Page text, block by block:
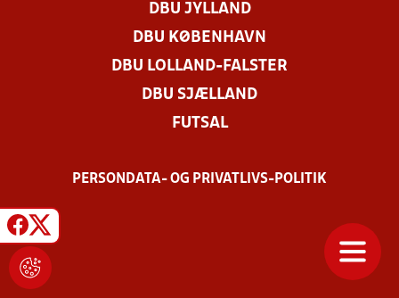
DBU JYLLAND
DBU KØBENHAVN
DBU LOLLAND-FALSTER
DBU SJÆLLAND
FUTSAL
PERSONDATA- OG PRIVATLIVS-POLITIK